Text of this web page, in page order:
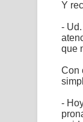
Y
-
que
Con
-